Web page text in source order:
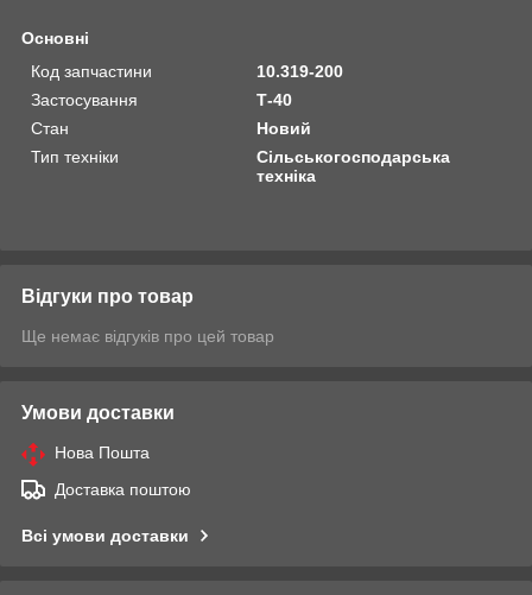
Основні
Код запчастини
10.319-200
Застосування
Т-40
Стан
Новий
Тип техніки
Сільськогосподарська
техніка
Відгуки про товар
Ще немає відгуків про цей товар
Умови доставки
Нова Пошта
Доставка поштою
Всі умови доставки